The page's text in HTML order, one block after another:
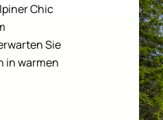
Chic
Sie
in warmen